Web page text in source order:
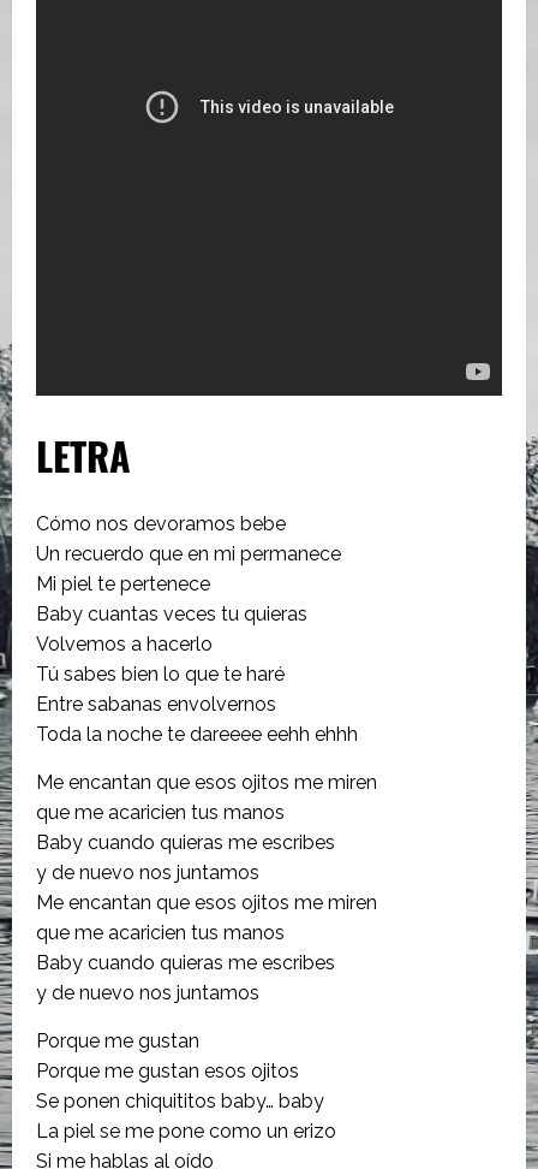
LETRA
Cómo nos devoramos bebe
Un recuerdo que en mi permanece
Mi piel te pertenece
Baby cuantas veces tu quieras
Volvemos a hacerlo
Tú sabes bien lo que te haré
Entre sabanas envolvernos
Toda la noche te dareeee eehh ehhh
Me encantan que esos ojitos me miren
que me acaricien tus manos
Baby cuando quieras me escribes
y de nuevo nos juntamos
Me encantan que esos ojitos me miren
que me acaricien tus manos
Baby cuando quieras me escribes
y de nuevo nos juntamos
Porque me gustan
Porque me gustan esos ojitos
Se ponen chiquititos baby… baby
La piel se me pone como un erizo
Si me hablas al oído